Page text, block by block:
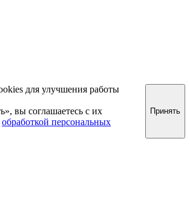
для улучшения работы
вы соглашаетесь с их
обработкой персональных
Принять